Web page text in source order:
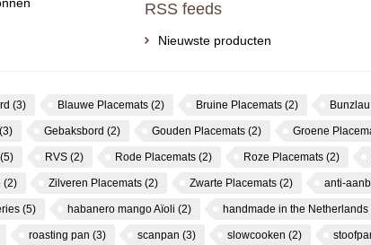
RSS feeds
Nieuwste producten
(3) Blauwe Placemats (2) Bruine Placemats (2)
(3) Gebaksbord (2) Gouden Placemats (2) Groene
(5) RVS (2) Rode Placemats (2) Roze Placemats (2)
(2) Zilveren Placemats (2) Zwarte Placemats (2) anti-
(5) habanero mango Aïoli (2) handmade in the Netherlands
roasting pan (3) scanpan (3) slowcooken (2)